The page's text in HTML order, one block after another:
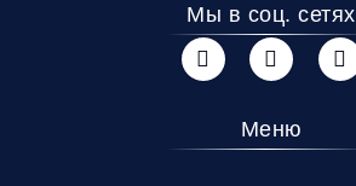
Мы в соц. сетях
Меню